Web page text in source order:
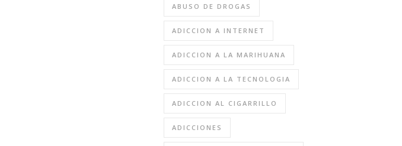
ABUSO DE DROGAS
ADICCION A INTERNET
ADICCION A LA MARIHUANA
ADICCION A LA TECNOLOGIA
ADICCION AL CIGARRILLO
ADICCIONES